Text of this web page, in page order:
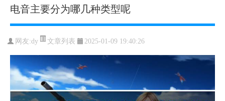
电音主要分为哪几种类型呢
网友:dy 文章列表 2025-01-09 19:40:26